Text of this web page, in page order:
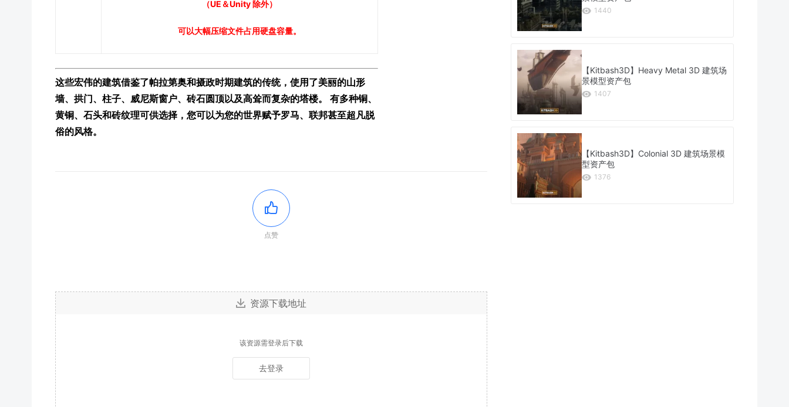
（UE＆Unity 除外）
可以大幅压缩文件占用硬盘容量。
这些宏伟的建筑借鉴了帕拉第奥和摄政时期建筑的传统，使用了美丽的山形
墙、拱门、柱子、威尼斯窗户、砖石圆顶以及高耸而复杂的塔楼。 有多种铜、
黄铜、石头和砖纹理可供选择，您可以为您的世界赋予罗马、联邦甚至超凡脱
俗的风格。
点赞
资源下载地址
该资源需登录后下载
去登录
1440
【Kitbash3D】Heavy Metal 3D 建筑场
景模型资产包
1407
【Kitbash3D】Colonial 3D 建筑场景模
型资产包
1376